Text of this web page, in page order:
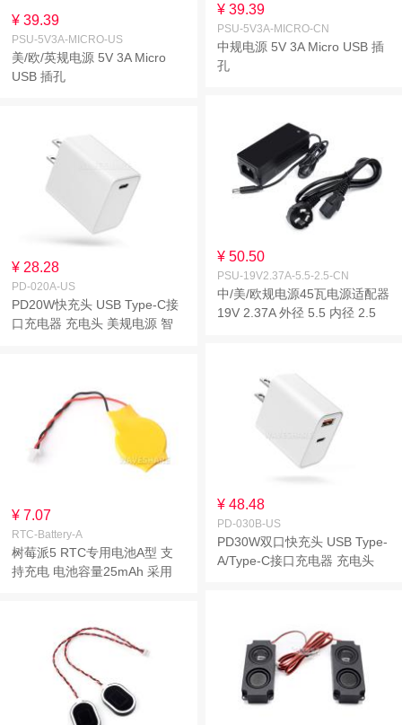
¥ 39.39
PSU-5V3A-MICRO-CN
中规电源 5V 3A Micro USB 插
孔
¥ 39.39
PSU-5V3A-MICRO-US
美/欧/英规电源 5V 3A Micro
USB 插孔
¥ 50.50
PSU-19V2.37A-5.5-2.5-CN
中/美/欧规电源45瓦电源适配器
19V 2.37A 外径 5.5 内径 2.5
¥ 28.28
PD-020A-US
PD20W快充头 USB Type-C接
口充电器 充电头 美规电源 智
¥ 48.48
PD-030B-US
PD30W双口快充头 USB Type-
A/Type-C接口充电器 充电头
¥ 7.07
RTC-Battery-A
树莓派5 RTC专用电池A型 支
持充电 电池容量25mAh 采用